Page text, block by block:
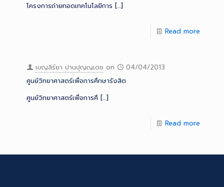
โครงการถ่ายทอดเทคโนโลยีการ […]
Read more
เบญสิร์ยา ปานปุญญเดช on
04/04/2013
ศูนย์วิทยาศาสตร์เพื่อการศึกษารังสิต
ศูนย์วิทยาศาสตร์เพื่อการศึ […]
Read more